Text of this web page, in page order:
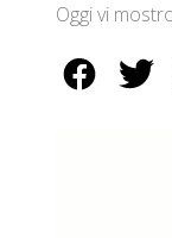
Oggi vi